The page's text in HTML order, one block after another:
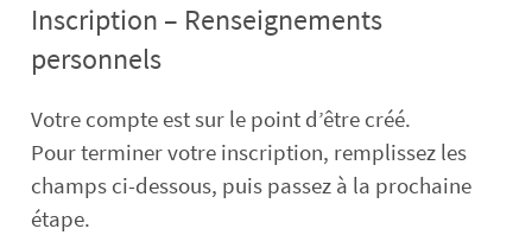
Inscription – Renseignements
personnels
Votre compte est sur le point d’être créé.
Pour terminer votre inscription, remplissez les
champs ci-dessous, puis passez à la prochaine
étape.